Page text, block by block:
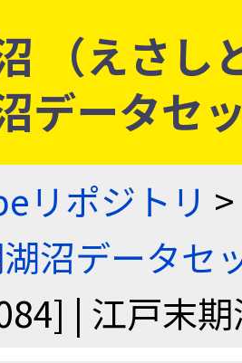
（えさ
データセ
リポジトリ >
沼データセ
| 江戸末